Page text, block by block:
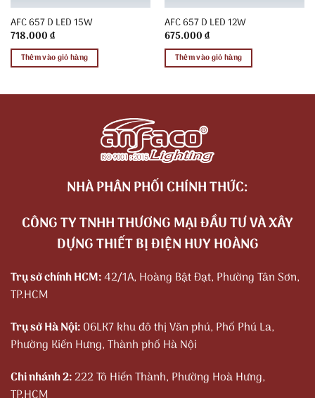
AFC 657 D LED 15W
718.000₫
Thêm vào giỏ hàng
AFC 657 D LED 12W
675.000₫
Thêm vào giỏ hàng
NHÀ PHÂN PHỐI CHÍNH THỨC:
CÔNG TY TNHH THƯƠNG MẠI ĐẦU TƯ VÀ XÂY
DỰNG THIẾT BỊ ĐIỆN HUY HOÀNG
Trụ sở chính HCM:42/1A, Hoàng Bật Đạt, Phường Tân Sơn,
TP.HCM
Trụ sở Hà Nội:06LK7 khu đô thị Văn phú, Phố Phú La,
Phường Kiến Hưng, Thành phố Hà Nội
Chi nhánh 2:222 Tô Hiến Thành, Phường Hoà Hưng,